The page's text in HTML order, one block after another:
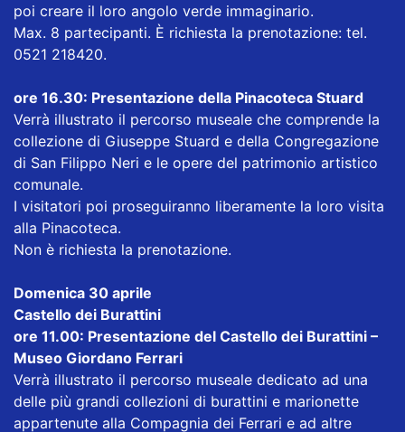
poi creare il loro angolo verde immaginario.
Max. 8 partecipanti. È richiesta la prenotazione: tel.
0521 218420.
ore 16.30: Presentazione della Pinacoteca Stuard
Verrà illustrato il percorso museale che comprende la
collezione di Giuseppe Stuard e della Congregazione
di San Filippo Neri e le opere del patrimonio artistico
comunale.
I visitatori poi proseguiranno liberamente la loro visita
alla Pinacoteca.
Non è richiesta la prenotazione.
Domenica 30 aprile
Castello dei Burattini
ore 11.00: Presentazione del Castello dei Burattini –
Museo Giordano Ferrari
Verrà illustrato il percorso museale dedicato ad una
delle più grandi collezioni di burattini e marionette
appartenute alla Compagnia dei Ferrari e ad altre